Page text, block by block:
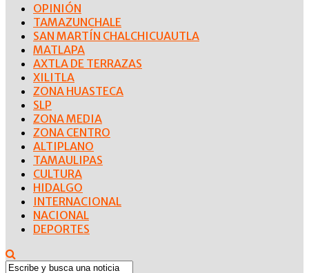
OPINIÓN
TAMAZUNCHALE
SAN MARTÍN CHALCHICUAUTLA
MATLAPA
AXTLA DE TERRAZAS
XILITLA
ZONA HUASTECA
SLP
ZONA MEDIA
ZONA CENTRO
ALTIPLANO
TAMAULIPAS
CULTURA
HIDALGO
INTERNACIONAL
NACIONAL
DEPORTES